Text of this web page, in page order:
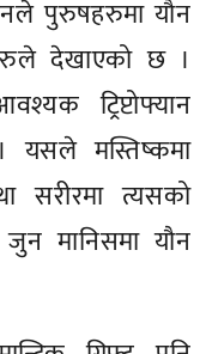
पुरुषहरुमा यौन
देखाएको छ ।
ट्रिप्टोफ्यान
यसले मस्तिष्कमा
सरीरमा त्यसको
मानिसमा यौन